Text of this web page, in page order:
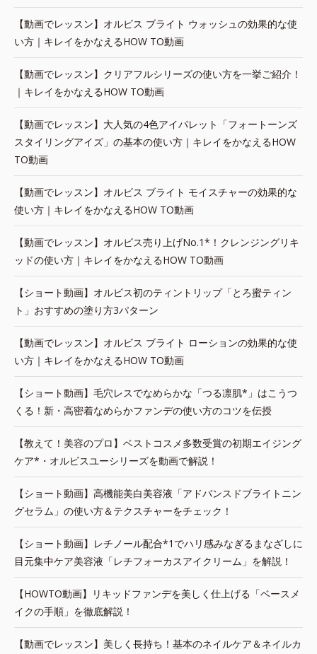
【動画でレッスン】オルビス ブライト ウォッシュの効果的な使
い方｜キレイをかなえるHOW TO動画
【動画でレッスン】クリアフルシリーズの使い方を一挙ご紹介！
｜キレイをかなえるHOW TO動画
【動画でレッスン】大人気の4色アイパレット「フォートーンズ
スタイリングアイズ」の基本の使い方｜キレイをかなえるHOW
TO動画
【動画でレッスン】オルビス ブライト モイスチャーの効果的な
使い方｜キレイをかなえるHOW TO動画
【動画でレッスン】オルビス売り上げNo.1*！クレンジングリキ
ッドの使い方｜キレイをかなえるHOW TO動画
【ショート動画】オルビス初のティントリップ「とろ蜜ティン
ト」おすすめの塗り方3パターン
【動画でレッスン】オルビス ブライト ローションの効果的な使
い方｜キレイをかなえるHOW TO動画
【ショート動画】毛穴レスでなめらかな「つる凛肌*」はこうつ
くる！新・高密着なめらかファンデの使い方のコツを伝授
【教えて！美容のプロ】ベストコスメ多数受賞の初期エイジング
ケア*・オルビスユーシリーズを動画で解説！
【ショート動画】高機能美白美容液「アドバンスドブライトニン
グセラム」の使い方＆テクスチャーをチェック！
【ショート動画】レチノール配合*1でハリ感みなぎるまなざしに
目元集中ケア美容液「レチフォーカスアイクリーム」を解説！
【HOWTO動画】リキッドファンデを美しく仕上げる「ベースメ
イクの手順」を徹底解説！
【動画でレッスン】美しく長持ち！基本のネイルケア＆ネイルカ